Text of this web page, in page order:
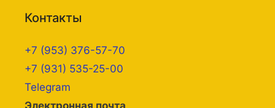
Контакты
+7 (953) 376-57-70
+7 (931) 535-25-00
Telegram
Электронная почта